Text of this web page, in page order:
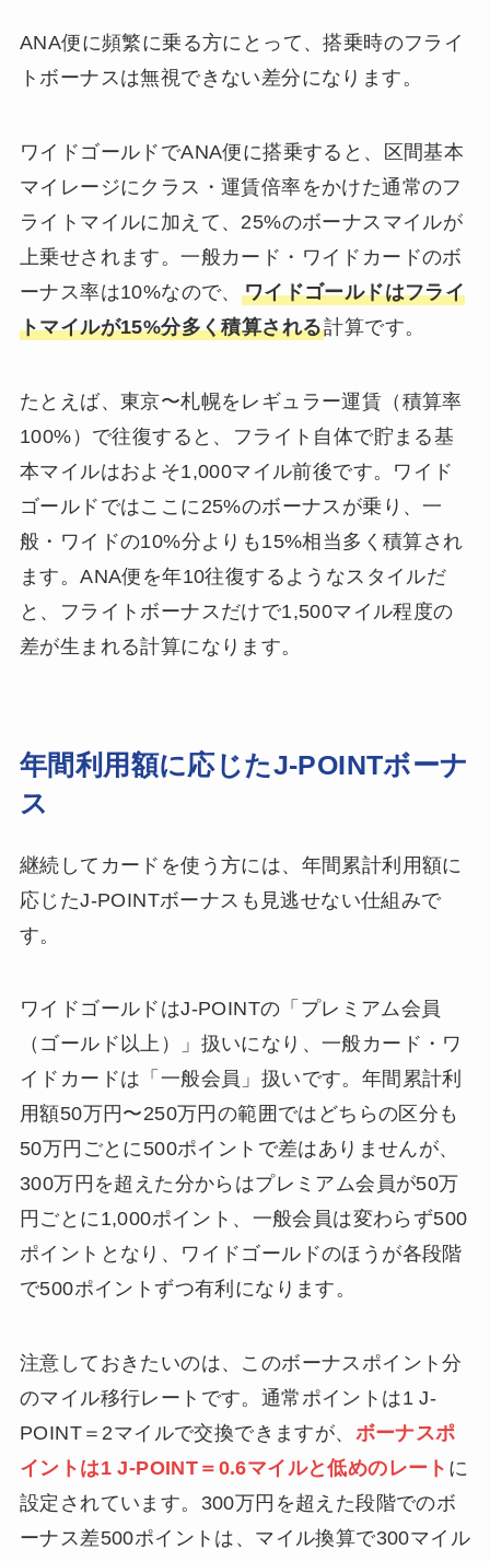
ANA便に頻繁に乗る方にとって、搭乗時のフライ
トボーナスは無視できない差分になります。
ワイドゴールドでANA便に搭乗すると、区間基本
マイレージにクラス・運賃倍率をかけた通常のフ
ライトマイルに加えて、25%のボーナスマイルが
上乗せされます。一般カード・ワイドカードのボ
ーナス率は10%なので、 ワイドゴールドはフライ
トマイルが15%分多く積算される計算です。
たとえば、東京〜札幌をレギュラー運賃（積算率
100%）で往復すると、フライト自体で貯まる基
本マイルはおよそ1,000マイル前後です。ワイド
ゴールドではここに25%のボーナスが乗り、一
般・ワイドの10%分よりも15%相当多く積算され
ます。ANA便を年10往復するようなスタイルだ
と、フライトボーナスだけで1,500マイル程度の
差が生まれる計算になります。
年間利用額に応じたJ-POINTボーナ
ス
継続してカードを使う方には、年間累計利用額に
応じたJ-POINTボーナスも見逃せない仕組みで
す。
ワイドゴールドはJ-POINTの「プレミアム会員
（ゴールド以上）」扱いになり、一般カード・ワ
イドカードは「一般会員」扱いです。年間累計利
用額50万円〜250万円の範囲ではどちらの区分も
50万円ごとに500ポイントで差はありませんが、
300万円を超えた分からはプレミアム会員が50万
円ごとに1,000ポイント、一般会員は変わらず500
ポイントとなり、ワイドゴールドのほうが各段階
で500ポイントずつ有利になります。
注意しておきたいのは、このボーナスポイント分
のマイル移行レートです。通常ポイントは1 J-
POINT＝2マイルで交換できますが、 ボーナスポ
イントは1 J-POINT＝0.6マイルと低めのレート に
設定されています。300万円を超えた段階でのボ
ーナス差500ポイントは、マイル換算で300マイル